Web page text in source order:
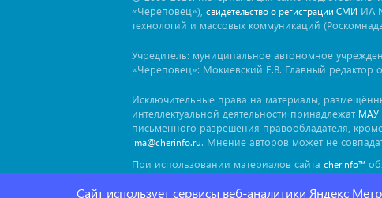
«Череповец»), свидетельство о регистрации СМИ ИА
технологий и массовых коммуникаций
Учредитель: муниципальное автономное
«Череповец»: Мокиевский Е.В. Главный
Исключительные права на материалы,
интеллектуальной деятельности принадлежат МАУ
письменного разрешения правообладателя,
ima@cherinfo.ru. Мнение авторов может не
При использовании материалов сайта cherinfo™
блока.
Сайт использует сервисы веб-аналитики Яндекс